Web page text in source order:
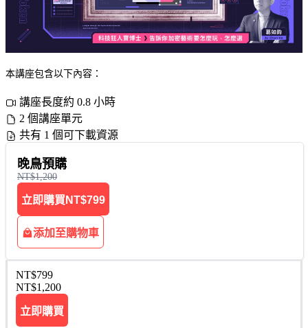
本講座包含以下內容：
講座長度約 0.8 小時
2 個講座單元
共有 1 個可下載資源
晚鳥預購
NT$1,200
立即購買 NT$799
添加至購物車
NT$799
NT$1,200
立即購買